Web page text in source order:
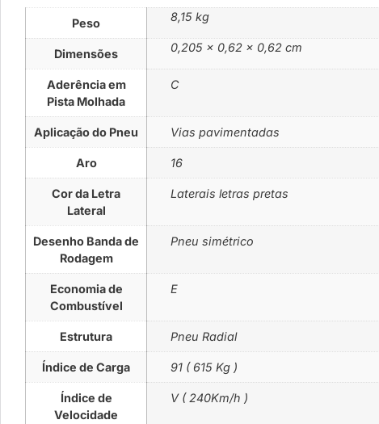
Peso 8,15 kg
Dimensões 0,205 × 0,62 × 0,62 cm
Aderência em
Pista Molhada
C
Aplicação do Pneu Vias pavimentadas
Aro 16
Cor da Letra
Lateral
Laterais letras pretas
Desenho Banda de
Rodagem
Pneu simétrico
Economia de
Combustível
E
Estrutura Pneu Radial
Índice de Carga 91 ( 615 Kg )
Índice de
Velocidade
V ( 240Km/h )